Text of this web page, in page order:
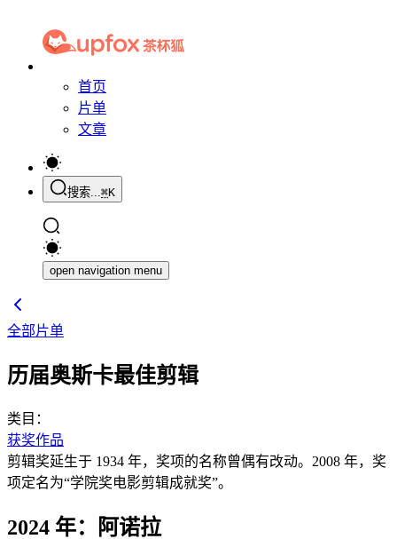
首页
片单
文章
搜索...⌘K
open navigation menu
全部片单
历届奥斯卡最佳剪辑
类目：
获奖作品
剪辑奖延生于 1934 年，奖项的名称曾偶有改动。2008 年，奖
项定名为“学院奖电影剪辑成就奖”。
2024 年：阿诺拉